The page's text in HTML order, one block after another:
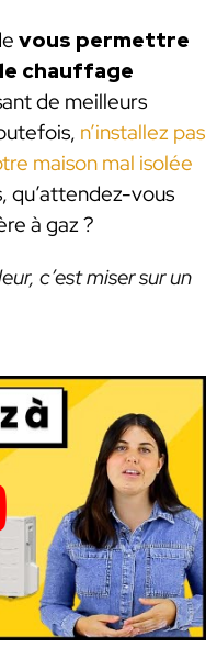
vous permettre
chauffage
de meilleurs
n’installez pas
maison mal isolée
qu’attendez-vous
à gaz ?
c’est miser sur un